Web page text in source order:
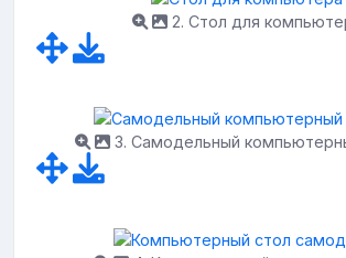
2. Стол для
3. Самодельный